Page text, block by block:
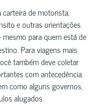
de motorista,
e outras orientações
mesmo para quem está de
Para viagens mais
também deve coletar
com antecedência.
como alguns governos,
alugados.